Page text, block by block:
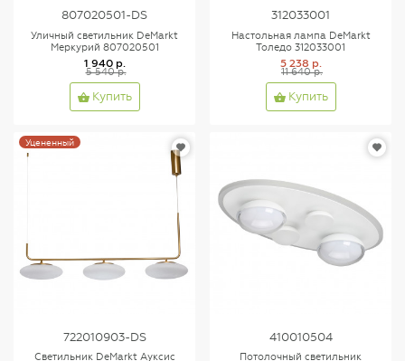
807020501-DS
Уличный светильник DeMarkt
Меркурий 807020501
1 940 р.
5 540 р.
Купить
312033001
Настольная лампа DeMarkt
Толедо 312033001
5 238 р.
11 640 р.
Купить
Уцененный
722010903-DS
Светильник DeMarkt Ауксис
410010504
Потолочный светильник